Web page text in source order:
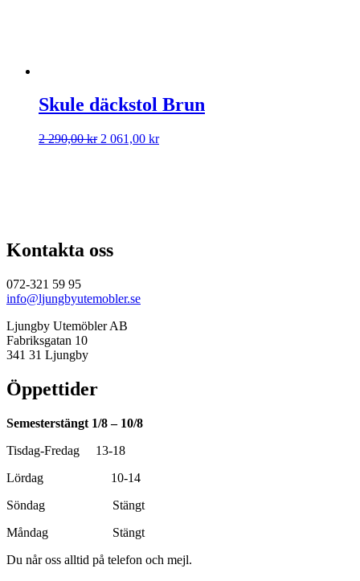
Skule däckstol Brun
2 290,00kr Det
2 061,00 krDet
Kontakta oss
072-321 59 95
info@ljungbyutemobler.se
Ljungby Utemöbler AB
Fabriksgatan 10
341 31 Ljungby
Öppettider
Semesterstängt 1/8 – 10/8
Tisdag-Fredag 13-18
Lördag 10-14
Söndag Stängt
Måndag Stängt
Du når oss alltid på telefon och mejl.